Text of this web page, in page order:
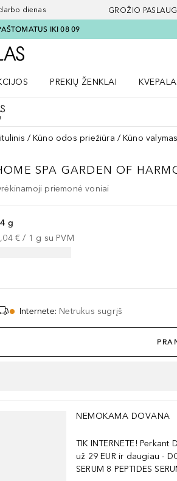
dienas GROŽIO
IKI 08 09
Į Douglas pagrindinį puslapį
PREKIŲ ŽENKLAI
Kūno odos priežiūra Kūno valymas
SPA GARDEN OF
priemonė voniai
g
€ / 1 g su PVM
Internete: Netrukus sugrįš
slankiklį
NEMOKAMA DOVANA
TIK INTERNETE!
už 29 EUR ir daugiau -
SERUM 8 PEPTIDES